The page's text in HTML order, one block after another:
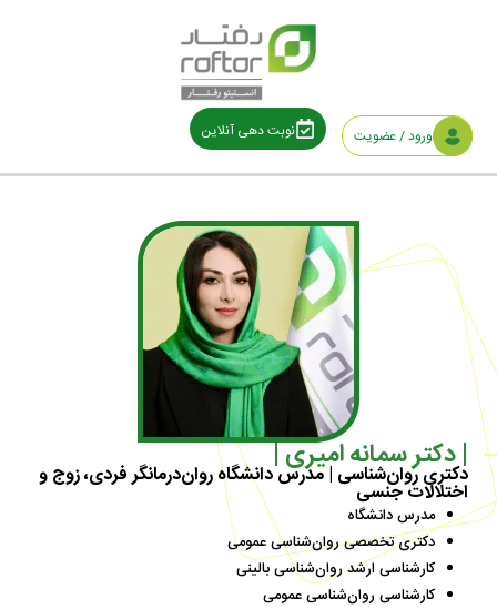
ورود / عضویت نوبت دهی آنلاین
| دکتر سمانه امیری |
دکتری روان‌شناسی | مدرس دانشگاه روان‌درمانگر فردی، زوج و
اختلالات جنسی
مدرس دانشگاه
دکتری تخصصی روان‌شناسی عمومی
کارشناسی ارشد روان‌شناسی بالینی
کارشناسی روان‌شناسی عمومی